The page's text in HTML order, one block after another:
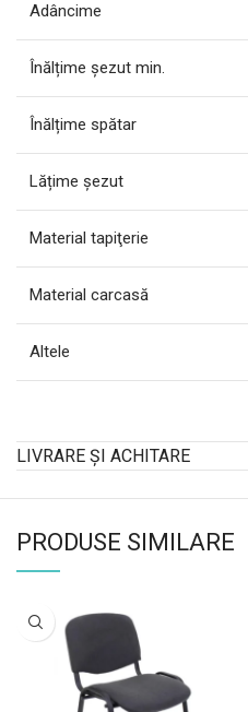
Adâncime
Înălțime șezut min.
Înălțime spătar
Lățime șezut
Material tapiţerie
Material carcasă
Altele
LIVRARE ȘI ACHITARE
PRODUSE SIMILARE